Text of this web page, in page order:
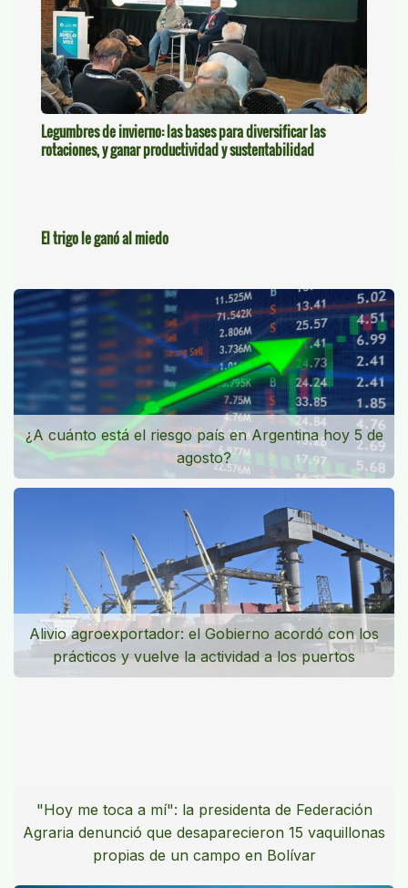
Legumbres de invierno: las bases para diversificar las
rotaciones, y ganar productividad y sustentabilidad
El trigo le ganó al miedo
¿A cuánto está el riesgo país en Argentina hoy 5 de
agosto?
Alivio agroexportador: el Gobierno acordó con los
prácticos y vuelve la actividad a los puertos
"Hoy me toca a mí": la presidenta de Federación
Agraria denunció que desaparecieron 15 vaquillonas
propias de un campo en Bolívar